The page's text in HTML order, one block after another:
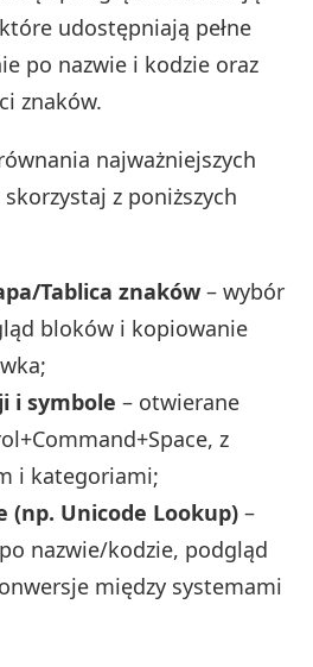
udostępniają pełne
po nazwie i kodzie oraz
znaków.
najważniejszych
z poniższych
Tablica znaków – wybór
bloków i kopiowanie
i symbole – otwierane
z
i kategoriami;
(np. Unicode Lookup) –
nazwie/kodzie, podgląd
między systemami